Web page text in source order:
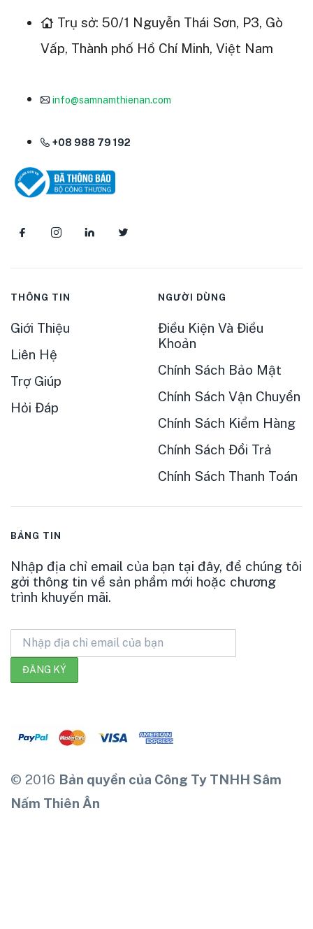
Trụ sở: 50/1 Nguyễn Thái Sơn, P3, Gò
Vấp, Thành phố Hồ Chí Minh, Việt Nam
info@samnamthienan.com
+08 988 79 192
THÔNG TIN
Giới Thiệu
Liên Hệ
Trợ Giúp
Hỏi Đáp
NGƯỜI DÙNG
Điều Kiện Và Điều
Khoản
Chính Sách Bảo Mật
Chính Sách Vận Chuyển
Chính Sách Kiểm Hàng
Chính Sách Đổi Trả
Chính Sách Thanh Toán
BẢNG TIN
Nhập địa chỉ email của bạn tại đây, để chúng tôi
gởi thông tin về sản phẩm mới hoặc chương
trình khuyến mãi.
© 2016 Bản quyền của Công Ty TNHH Sâm
Nấm Thiên Ân